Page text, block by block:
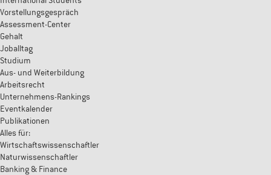
Vorstellungsgespräch
Assessment-Center
Gehalt
Joballtag
Studium
Aus- und Weiterbildung
Arbeitsrecht
Unternehmens-Rankings
Eventkalender
Publikationen
Alles für:
Wirtschaftswissenschaftler
Naturwissenschaftler
Banking & Finance